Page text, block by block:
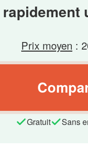
Prix moyen :
Gratuit Sans